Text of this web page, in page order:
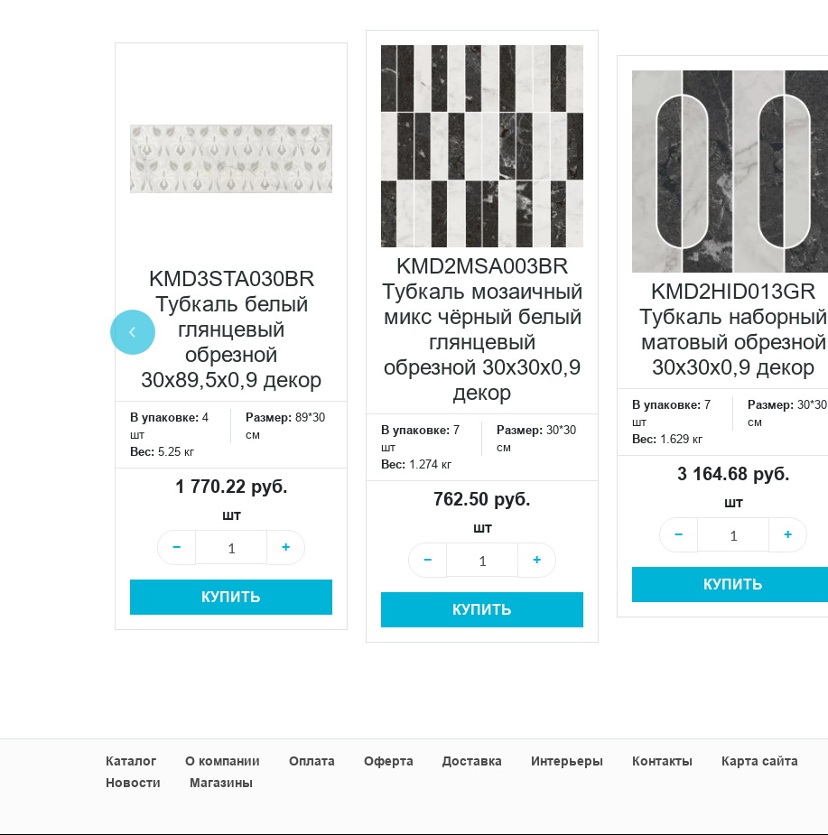
KMD3STA030BR
Тубкаль белый
глянцевый
обрезной
30x89,5x0,9 декор
В упаковке: 4
шт
Размер: 89*30
см
Вес: 5.25 кг
1 770.22 руб.
шт
−
+
КУПИТЬ
KMD2MSA003BR
Тубкаль мозаичный
микс чёрный белый
глянцевый
обрезной 30x30x0,9
декор
В упаковке: 7
шт
Размер: 30*30
см
Вес: 1.274 кг
762.50 руб.
шт
−
+
КУПИТЬ
KMD2HID013GR
Тубкаль наборный
матовый обрезной
30x30x0,9 декор
В упаковке: 7
шт
Размер: 30*30
см
Вес: 1.629 кг
3 164.68 руб.
шт
−
+
КУПИТЬ
Каталог О компании Оплата Оферта Доставка Интерьеры Контакты
Карта сайта
Новости
Магазины